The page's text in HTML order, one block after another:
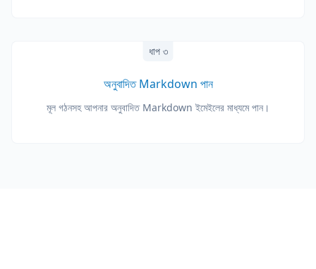
ধাপ ৩
অনুবাদিত Markdown পান
মূল গঠনসহ আপনার অনুবাদিত Markdown ইমেইলের মাধ্যমে পান।